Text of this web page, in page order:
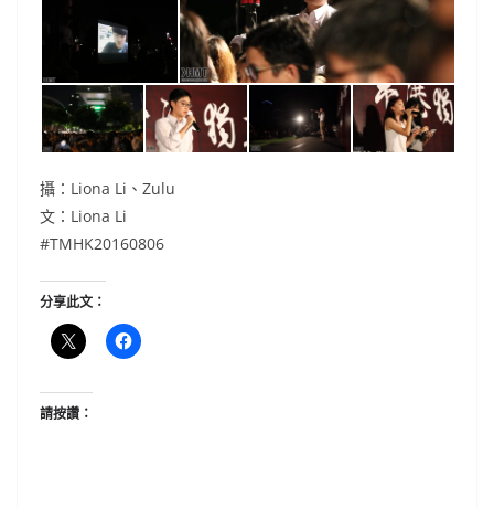
攝：Liona Li、Zulu
文：Liona Li
#TMHK20160806
分享此文：
請按讚：